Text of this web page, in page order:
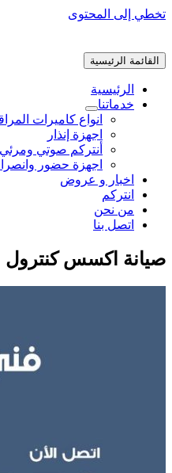
تخطي إلى المحتوى
القائمة الرئيسية
الرئيسية
خدماتنا
انواع كاميرات
اجهزة إنذار
أنتركم صوتي ومرئي
اجهزة حضور
اخبار و عروض
انتركم
من نحن
اتصل بنا
صيانة اكسس كنترول